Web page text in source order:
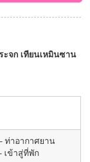
ะจก เทียนเหมินซาน
ท่าอากาศยาน
เข้าสู่ที่พัก